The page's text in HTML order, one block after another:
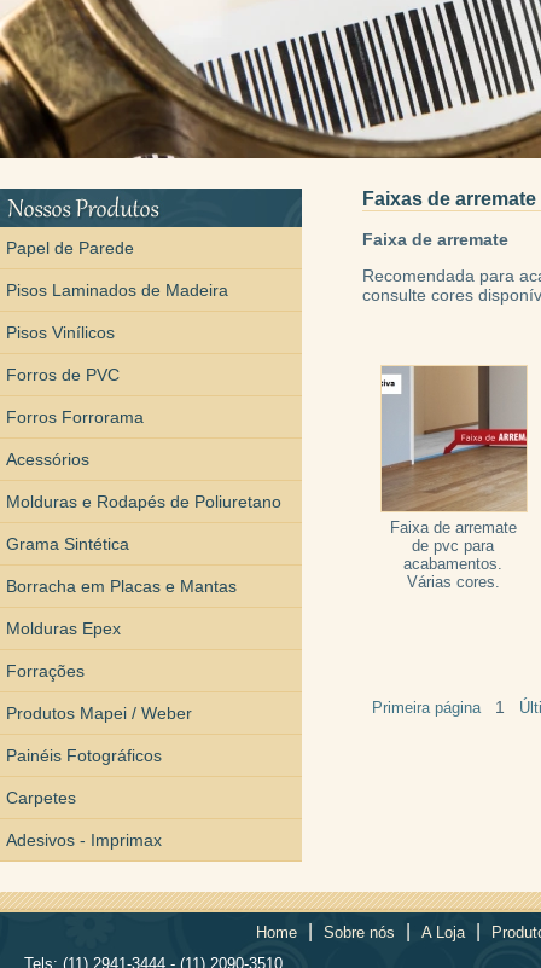
Papel de Parede
Pisos Laminados de Madeira
Pisos Vinílicos
Forros de PVC
Forros Forrorama
Acessórios
Molduras e Rodapés de Poliuretano
Grama Sintética
Borracha em Placas e Mantas
Molduras Epex
Forrações
Produtos Mapei / Weber
Painéis Fotográficos
Carpetes
Adesivos - Imprimax
Faixas de arremate
Faixa de arremate
Recomendada para
consulte cores
Faixa de arremate
de pvc para
acabamentos.
Várias cores.
Primeira página 1
Home Sobre nós A Loja
Tels: (11) 2941-3444 - (11) 2090-3510